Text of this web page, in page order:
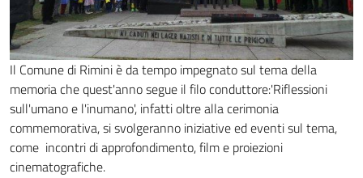
Il Comune di Rimini è da tempo impegnato sul tema della
memoria che quest'anno segue il filo conduttore:'Riflessioni
sull'umano e l'inumano', infatti oltre alla cerimonia
commemorativa, si svolgeranno iniziative ed eventi sul tema,
come incontri di approfondimento, film e proiezioni
cinematografiche.